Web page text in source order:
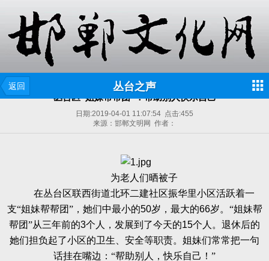
返回 丛台之声
丛台区“姐妹帮帮团”：帮助别人快乐自己
日期:2019-04-01 11:07:54 点击:455
来源：邯郸文明网 作者：
为老人们晒被子
在丛台区联西街道北环二建社区振华里小区活跃着一
支“姐妹帮帮团”，她们中最小的50岁，最大的66岁。“姐妹帮
帮团”从三年前的3个人，发展到了今天的15个人。退休后的
她们担负起了小区的卫生、安全等职责。姐妹们常常把一句
话挂在嘴边：“帮助别人，快乐自己！”